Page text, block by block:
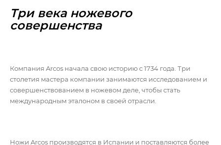
Три века ножевого
совершенства
Компания Arcos начала свою историю с 1734 года. Три
столетия мастера компании занимаются исследованием и
совершенствованием в ножевом деле, чтобы стать
международным эталоном в своей отрасли.
Ножи Arcos производятся в Испании и поставляются более